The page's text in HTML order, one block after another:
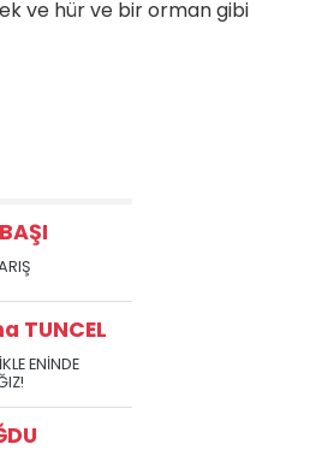
ve hür ve bir orman gibi
TUNCEL
ENİNDE